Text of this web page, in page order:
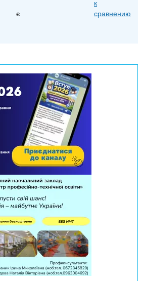
є
к
сравнению